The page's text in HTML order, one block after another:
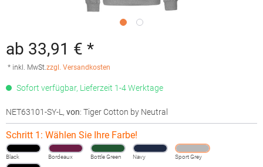
ab 33,91 € *
* inkl. MwSt.zzgl. Versandkosten
Sofort verfügbar, Lieferzeit 1-4 Werktage
NET63101-SY-L , von: Tiger Cotton by Neutral
Schritt 1: Wählen Sie Ihre Farbe!
Black Bordeaux Bottle Green Navy Sport Grey